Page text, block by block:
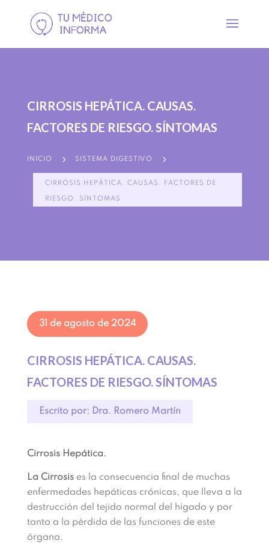
CIRROSIS HEPÁTICA. CAUSAS.
FACTORES DE RIESGO. SÍNTOMAS
INICIO 5 SISTEMA DIGESTIVO 5
CIRROSIS HEPÁTICA. CAUSAS. FACTORES DE
RIESGO. SÍNTOMAS
31 de agosto de 2024
CIRROSIS HEPÁTICA. CAUSAS.
FACTORES DE RIESGO. SÍNTOMAS
Escrito por: Dra. Romero Martín
Cirrosis Hepática.
La Cirrosises la consecuencia final de muchas
enfermedades hepáticas crónicas, que lleva a la
destrucción del tejido normal del hígado y por
tanto a la pérdida de las funciones de este
órgano.